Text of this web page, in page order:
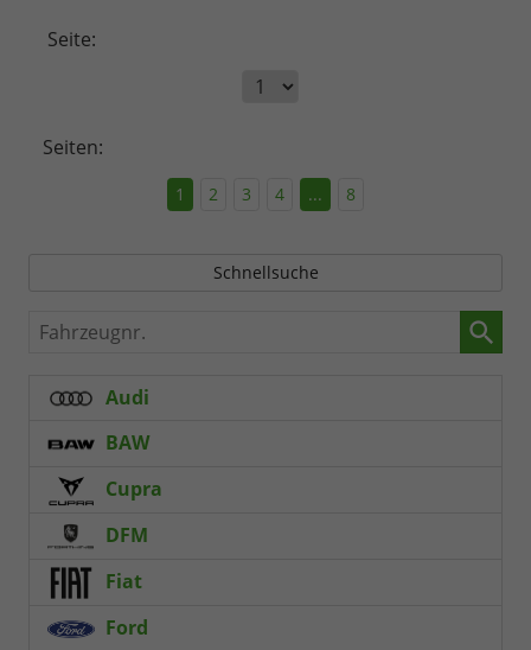
Seite:
Seiten:
1 2 3 4 ... 8
Schnellsuche
Fahrzeugnr.
Audi
BAW
Cupra
DFM
Fiat
Ford